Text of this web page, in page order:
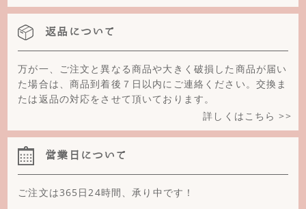
ピンクトルマリン
ピーチムーンストーン
フラワーオブシディアン
フローライト
ブラックトルマリン
返品について
万が一、ご注文と異なる商品や大きく破損した商品が届い
た場合は、商品到着後７日以内にご連絡ください。交換ま
たは返品の対応をさせて頂いております。
詳しくはこちら >>
営業日について
ご注文は365日24時間、承り中です！